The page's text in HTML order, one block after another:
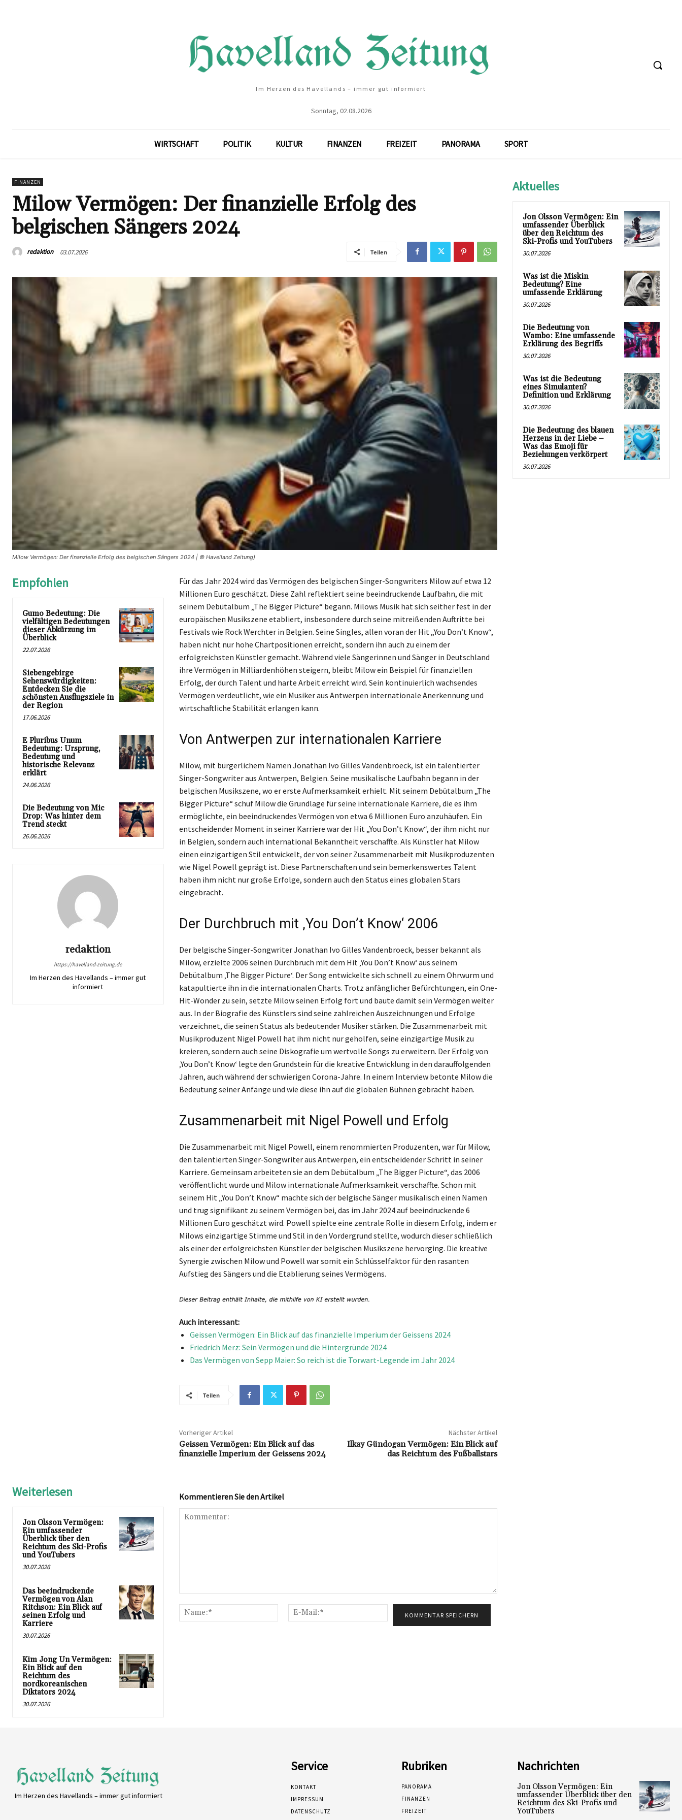
Im Herzen des Havellands – immer gut informiert
Sonntag, 02.08.2026
WIRTSCHAFT POLITIK KULTUR FINANZEN FREIZEIT PANORAMA SPORT
FINANZEN
Milow Vermögen: Der finanzielle Erfolg des
belgischen Sängers 2024
redaktion 03.07.2026 Teilen
Milow Vermögen: Der finanzielle Erfolg des belgischen Sängers 2024 | © Havelland Zeitung)
Empfohlen
Gumo Bedeutung: Die
vielfältigen Bedeutungen
dieser Abkürzung im
Überblick
22.07.2026
Siebengebirge
Sehenswürdigkeiten:
Entdecken Sie die
schönsten Ausflugsziele in
der Region
17.06.2026
E Pluribus Unum
Bedeutung: Ursprung,
Bedeutung und
historische Relevanz
erklärt
24.06.2026
Die Bedeutung von Mic
Drop: Was hinter dem
Trend steckt
26.06.2026
redaktion
https://havelland-zeitung.de
Im Herzen des Havellands – immer gut
informiert
Für das Jahr 2024 wird das Vermögen des belgischen Singer-Songwriters Milow auf etwa 12
Millionen Euro geschätzt. Diese Zahl reflektiert seine beeindruckende Laufbahn, die mit
seinem Debütalbum „The Bigger Picture“ begann. Milows Musik hat sich seither fest in der
europäischen Musikszene etabliert, insbesondere durch seine mitreißenden Auftritte bei
Festivals wie Rock Werchter in Belgien. Seine Singles, allen voran der Hit „You Don’t Know“,
haben nicht nur hohe Chartpositionen erreicht, sondern ihn auch zu einem der
erfolgreichsten Künstler gemacht. Während viele Sängerinnen und Sänger in Deutschland
ihre Vermögen in Milliardenhöhen steigern, bleibt Milow ein Beispiel für finanziellen
Erfolg, der durch Talent und harte Arbeit erreicht wird. Sein kontinuierlich wachsendes
Vermögen verdeutlicht, wie ein Musiker aus Antwerpen internationale Anerkennung und
wirtschaftliche Stabilität erlangen kann.
Von Antwerpen zur internationalen Karriere
Milow, mit bürgerlichem Namen Jonathan Ivo Gilles Vandenbroeck, ist ein talentierter
Singer-Songwriter aus Antwerpen, Belgien. Seine musikalische Laufbahn begann in der
belgischen Musikszene, wo er erste Aufmerksamkeit erhielt. Mit seinem Debütalbum „The
Bigger Picture“ schuf Milow die Grundlage für seine internationale Karriere, die es ihm
ermöglichte, ein beeindruckendes Vermögen von etwa 6 Millionen Euro anzuhäufen. Ein
entscheidender Moment in seiner Karriere war der Hit „You Don’t Know“, der ihm nicht nur
in Belgien, sondern auch international Bekanntheit verschaffte. Als Künstler hat Milow
einen einzigartigen Stil entwickelt, der von seiner Zusammenarbeit mit Musikproduzenten
wie Nigel Powell geprägt ist. Diese Partnerschaften und sein bemerkenswertes Talent
haben ihm nicht nur große Erfolge, sondern auch den Status eines globalen Stars
eingebracht.
Der Durchbruch mit ‚You Don’t Know‘ 2006
Der belgische Singer-Songwriter Jonathan Ivo Gilles Vandenbroeck, besser bekannt als
Milow, erzielte 2006 seinen Durchbruch mit dem Hit ‚You Don’t Know‘ aus seinem
Debütalbum ‚The Bigger Picture‘. Der Song entwickelte sich schnell zu einem Ohrwurm und
katapultierte ihn in die internationalen Charts. Trotz anfänglicher Befürchtungen, ein One-
Hit-Wonder zu sein, setzte Milow seinen Erfolg fort und baute damit sein Vermögen weiter
aus. In der Biografie des Künstlers sind seine zahlreichen Auszeichnungen und Erfolge
verzeichnet, die seinen Status als bedeutender Musiker stärken. Die Zusammenarbeit mit
Musikproduzent Nigel Powell hat ihm nicht nur geholfen, seine einzigartige Musik zu
kreieren, sondern auch seine Diskografie um wertvolle Songs zu erweitern. Der Erfolg von
‚You Don’t Know‘ legte den Grundstein für die kreative Entwicklung in den darauffolgenden
Jahren, auch während der schwierigen Corona-Jahre. In einem Interview betonte Milow die
Bedeutung seiner Anfänge und wie diese ihn auf die globalen Bühnen gebracht haben.
Zusammenarbeit mit Nigel Powell und Erfolg
Die Zusammenarbeit mit Nigel Powell, einem renommierten Produzenten, war für Milow,
den talentierten Singer-Songwriter aus Antwerpen, ein entscheidender Schritt in seiner
Karriere. Gemeinsam arbeiteten sie an dem Debütalbum „The Bigger Picture“, das 2006
veröffentlicht wurde und Milow internationale Aufmerksamkeit verschaffte. Schon mit
seinem Hit „You Don’t Know“ machte sich der belgische Sänger musikalisch einen Namen
und trug signifikant zu seinem Vermögen bei, das im Jahr 2024 auf beeindruckende 6
Millionen Euro geschätzt wird. Powell spielte eine zentrale Rolle in diesem Erfolg, indem er
Milows einzigartige Stimme und Stil in den Vordergrund stellte, wodurch dieser schließlich
als einer der erfolgreichsten Künstler der belgischen Musikszene hervorging. Die kreative
Synergie zwischen Milow und Powell war somit ein Schlüsselfaktor für den rasanten
Aufstieg des Sängers und die Etablierung seines Vermögens.
Auch interessant:
Geissen Vermögen: Ein Blick auf das finanzielle Imperium der Geissens 2024
Friedrich Merz: Sein Vermögen und die Hintergründe 2024
Das Vermögen von Sepp Maier: So reich ist die Torwart-Legende im Jahr 2024
Teilen
Vorheriger Artikel
Geissen Vermögen: Ein Blick auf das
finanzielle Imperium der Geissens 2024
Nächster Artikel
Ilkay Gündogan Vermögen: Ein Blick auf
das Reichtum des Fußballstars
Weiterlesen
Jon Olsson Vermögen:
Ein umfassender
Überblick über den
Reichtum des Ski-Profis
und YouTubers
30.07.2026
Das beeindruckende
Vermögen von Alan
Ritchson: Ein Blick auf
seinen Erfolg und
Karriere
30.07.2026
Kim Jong Un Vermögen:
Ein Blick auf den
Reichtum des
nordkoreanischen
Diktators 2024
30.07.2026
Kommentieren Sie den Artikel
Name:*
Mail:*
Aktuelles
Jon Olsson Vermögen: Ein
umfassender Überblick
über den Reichtum des
Ski-Profis und YouTubers
30.07.2026
Was ist die Miskin
Bedeutung? Eine
umfassende Erklärung
30.07.2026
Die Bedeutung von
Wambo: Eine umfassende
Erklärung des Begriffs
30.07.2026
Was ist die Bedeutung
eines Simulanten?
Definition und Erklärung
30.07.2026
Die Bedeutung des blauen
Herzens in der Liebe –
Was das Emoji für
Beziehungen verkörpert
30.07.2026
Im Herzen des Havellands – immer gut informiert
Service
KONTAKT
IMPRESSUM
DATENSCHUTZ
Rubriken
PANORAMA
FINANZEN
FREIZEIT
Nachrichten
Jon Olsson Vermögen: Ein
umfassender Überblick über den
Reichtum des Ski-Profis und
YouTubers